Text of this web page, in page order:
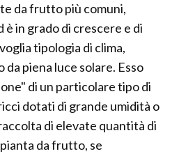
da frutto più comuni,
in grado di crescere e di
tipologia di clima,
piena luce solare. Esso
di un particolare tipo di
dotati di grande umidità o
di elevate quantità di
da frutto, se